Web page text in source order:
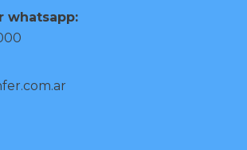
whatsapp: